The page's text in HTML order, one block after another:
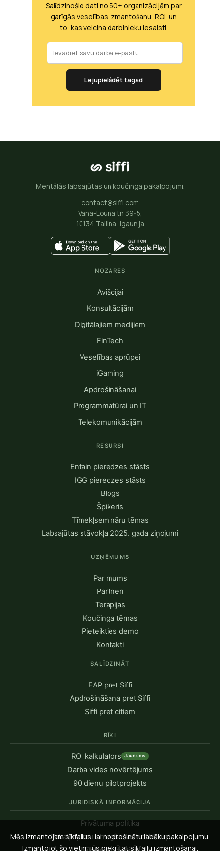
Salīdzinošie dati no 50+ organizācijām par
garīgās veselības izmantošanu, ROI, un
to, kas veicina darbinieku iesaisti.
Lejupielādēt tagad
Mentālās labsajūtas un koučinga pakalpojumi.
contact@siffi.com
Vana-Lõuna tn 39-5,
10134 Tallina, Igaunija
NOZARES
Aviācijai
Konsultācijām
Digitālajiem medijiem
FinTech
Veselības aprūpei
iGaming
Apdrošināšanai
Programmatūrai un IT
Telekomunikācijām
RESURSI
Entain pieredzes stāsts
IGG pieredzes stāsts
Blogs
Špikeris
Tīmekļsemināru tēmas
Labsajūtas stāvokļa 2025. gada ziņojumi
UZŅĒMUMS
Par mums
Partneri
Terapijas
Koučinga tēmas
Pieteikties demo
Kontakti
SALĪDZINĀT
EAP pret Siffi
Apdrošināšana pret Siffi
Siffi pret citiem
RĪKI
ROI kalkulators Jaunums
Darba vides novērtējums
90 dienu pilotprojekts
JURIDISKĀ INFORMĀCIJA
Privātuma politika
Pakalpojumu sniegšanas noteikumi
Mēs izmantojam sīkfailus, lai nodrošinātu labāku pakalpojumu.
Izmantojot šo vietni, jūs piekrītat sīkfailu izmantošanai.